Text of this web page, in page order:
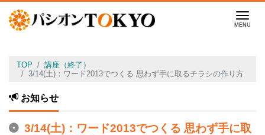
TOP
講座（終了）
3/14(土)：ワード2013でつくる 思わず手に取るチラシの作り方
お知らせ
3/14(土)：ワード2013でつくる 思わず手に取